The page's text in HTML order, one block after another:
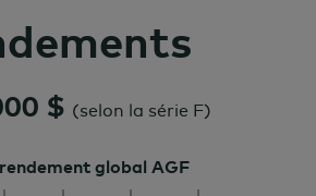
$ (selon la série F)
global AGF